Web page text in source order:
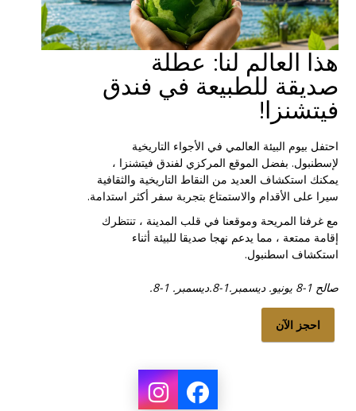
هذا العالم لنا: عطلة
صديقة للطبيعة في فندق
فيتشنزا!
احتفل بيوم البيئة العالمي في الأجواء التاريخية
لإسطنبول. بفضل الموقع المركزي لفندق فيتشنزا ،
يمكنك استكشاف العديد من النقاط التاريخية والثقافية
سيرا على الأقدام والاستمتاع بتجربة سفر أكثر استدامة.
مع غرفنا المريحة وموقعنا في قلب المدينة ، تنتظرك
إقامة ممتعة ، مما يدعم نهجا صديقا للبيئة أثناء
استكشاف اسطنبول.
صالح 1-8 يونيو. ديسمبر.1-8.ديسمبر. 1-8.
احجز الآن